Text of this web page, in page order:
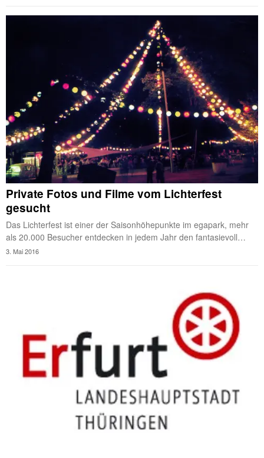
Private Fotos und Filme vom Lichterfest
gesucht
Das Lichterfest ist einer der Saisonhöhepunkte im egapark, mehr
als 20.000 Besucher entdecken in jedem Jahr den fantasievoll…
3. Mai 2016